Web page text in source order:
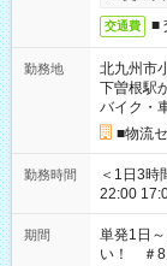
交通費 ■
勤務地
北九州市
下曽根駅
バイク・
■物流
勤務時間
＜1日3時間～OK！＞ ▼
22:00 17:00～22:00 など
ださい！
期間
単発1日
い！ ＃